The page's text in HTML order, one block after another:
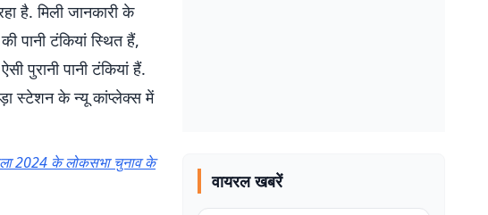
है. मिली जानकारी के
पानी टंकियां स्थित हैं,
पुरानी पानी टंकियां हैं.
स्टेशन के न्यू कांप्लेक्स में
2024 के लोकसभा चुनाव के
वायरल खबरें